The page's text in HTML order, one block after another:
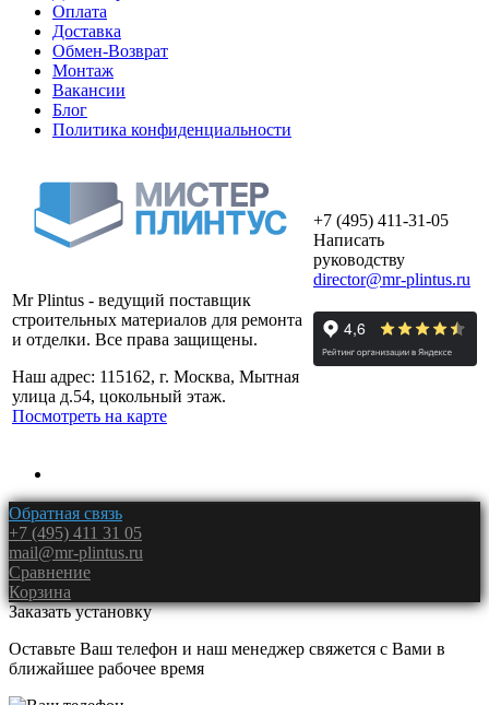
Оплата
Доставка
Обмен-Возврат
Монтаж
Вакансии
Блог
Политика конфиденциальности
Mr Plintus - ведущий поставщик
строительных материалов для ремонта
и отделки. Все права защищены.
Наш адрес: 115162, г. Москва, Мытная
улица д.54, цокольный этаж.
Посмотреть на карте
+7 (495) 411-31-05
Написать
руководству
director@mr-plintus.ru
Обратная связь
+7 (495) 411 31 05
mail@mr-plintus.ru
Сравнение
Корзина
Заказать установку
Оставьте Ваш телефон и наш менеджер свяжется с Вами в
ближайшее рабочее время